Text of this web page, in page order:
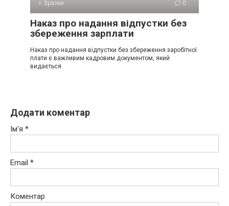
⭐ Зразки 0
Наказ про надання відпустки без
збереження зарплати
Наказ про надання відпустки без збереження заробітної
плати є важливим кадровим документом, який
видається
Додати коментар
Ім'я *
Email *
Коментар